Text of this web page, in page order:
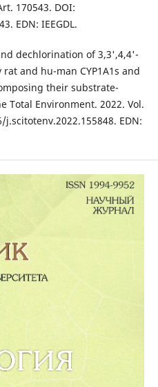
170543. DOI:
EDN: IEEGDL.
dechlorination of 3,3',4,4'-
and hu-man CYP1A1s and
their substrate-
Total Environment. 2022. Vol.
j.scitotenv.2022.155848. EDN: